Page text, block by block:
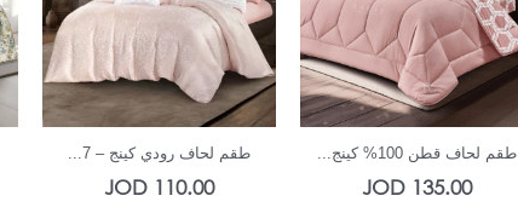
In Stock
طقم لحاف قطن 100% كينج...
135.00
JOD
In Stock
طقم لحاف رودي كينج – 7...
110.00
JOD